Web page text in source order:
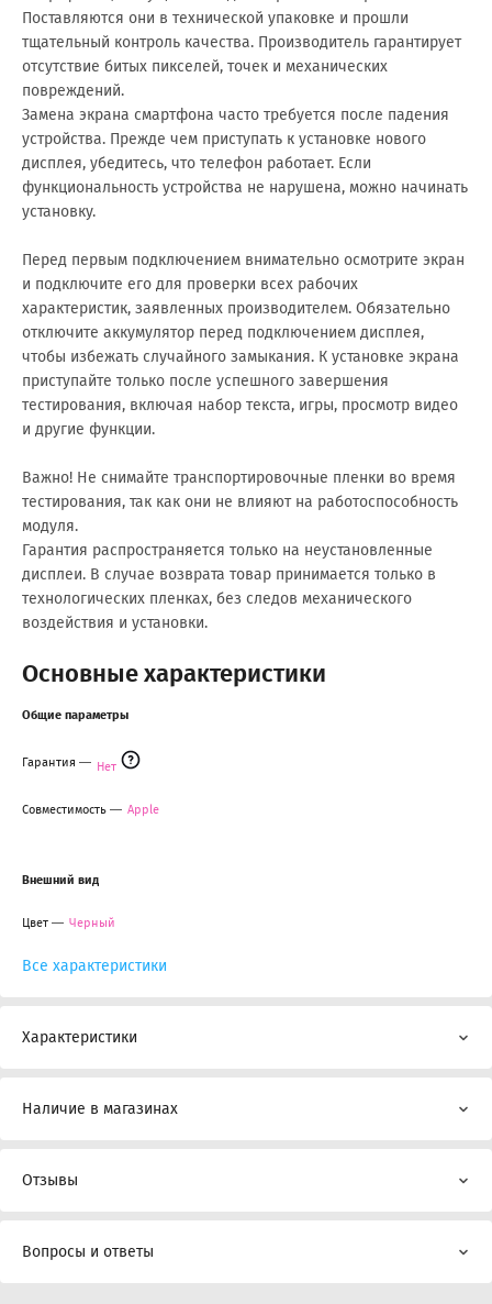
Поставляются они в технической упаковке и прошли
тщательный контроль качества. Производитель гарантирует
отсутствие битых пикселей, точек и механических
повреждений.
Замена экрана смартфона часто требуется после падения
устройства. Прежде чем приступать к установке нового
дисплея, убедитесь, что телефон работает. Если
функциональность устройства не нарушена, можно начинать
установку.
Перед первым подключением внимательно осмотрите экран
и подключите его для проверки всех рабочих
характеристик, заявленных производителем. Обязательно
отключите аккумулятор перед подключением дисплея,
чтобы избежать случайного замыкания. К установке экрана
приступайте только после успешного завершения
тестирования, включая набор текста, игры, просмотр видео
и другие функции.
Важно! Не снимайте транспортировочные пленки во время
тестирования, так как они не влияют на работоспособность
модуля.
Гарантия распространяется только на неустановленные
дисплеи. В случае возврата товар принимается только в
технологических пленках, без следов механического
воздействия и установки.
Основные характеристики
Общие параметры
Гарантия Нет
Совместимость Apple
Внешний вид
Цвет Черный
Все характеристики
Характеристики
Наличие в магазинах
Отзывы
Вопросы и ответы